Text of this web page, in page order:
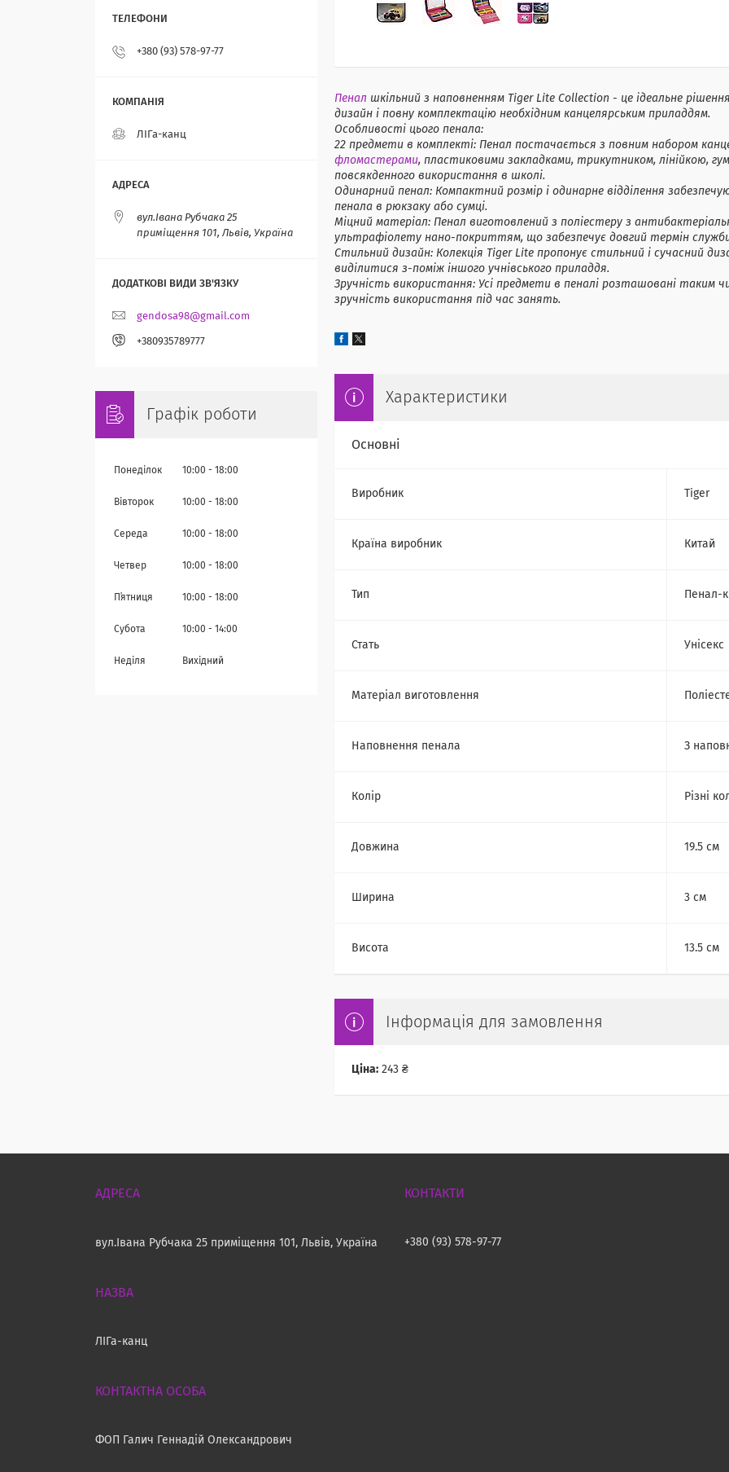
Пенал шкільний з наповненням Tiger Lite Collection - це ідеальне
дизайн і повну комплектацію необхідним канцелярським приладдям.
Особливості цього пенала:
22 предмети в комплекті: Пенал постачається з повним набором
фломастерами, пластиковими закладками, трикутником, лінійкою,
повсякденного використання в школі.
Одинарний пенал: Компактний розмір і одинарне відділення
пенала в рюкзаку або сумці.
Міцний матеріал: Пенал виготовлений з поліестеру з
ультрафіолету нано-покриттям, що забезпечує довгий термін
Стильний дизайн: Колекція Tiger Lite пропонує стильний і сучасний
виділитися з-поміж іншого учнівського приладдя.
Зручність використання: Усі предмети в пеналі розташовані таким
зручність використання під час занять.
Характеристики
Основні
Виробник Tiger
Країна виробник Китай
Тип Пенал-
Стать Унісекс
Матеріал виготовлення
Наповнення пенала З
Колір Різні
Довжина 19.5 см
Ширина 3 см
Висота 13.5 см
Інформація для замовлення
Ціна: 243 ₴
+380 (93) 578-97-77
ЛІГа-канц
вул.Івана Рубчака 25
приміщення 101, Львів, Україна
gendosa98@gmail.com
+380935789777
Графік роботи
Понеділок 10:00 18:00
Вівторок 10:00 18:00
Середа 10:00 18:00
Четвер 10:00 18:00
Пʼятниця 10:00 18:00
Субота 10:00 14:00
Неділя Вихідний
вул.Івана Рубчака 25 приміщення 101, Львів, Україна
ЛІГа-канц
ФОП Галич Геннадій Олександрович
+380 (93) 578-97-77